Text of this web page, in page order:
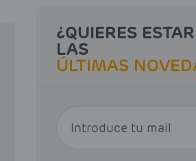
¿QUIERES
LAS
ÚLTIMAS